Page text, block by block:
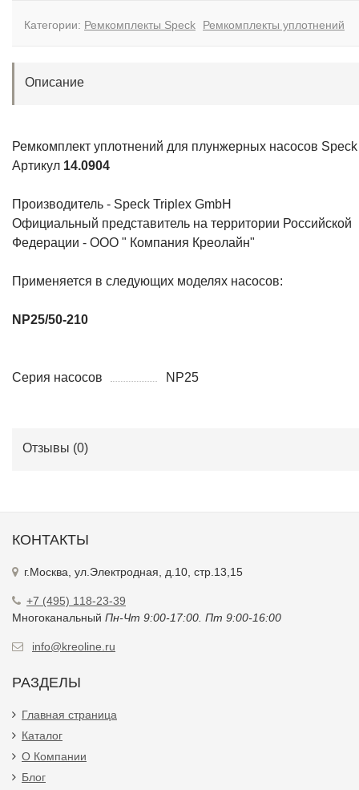
Категории: Ремкомплекты Speck Ремкомплекты уплотнений
Описание
Ремкомплект уплотнений для плунжерных насосов Speck
Артикул 14.0904
Производитель - Speck Triplex GmbH
Официальный представитель на территории Российской
Федерации - ООО " Компания Креолайн"
Применяется в следующих моделях насосов:
NP25/50-210
Серия насосов NP25
Отзывы (0)
КОНТАКТЫ
г.Москва, ул.Электродная, д.10, стр.13,15
+7 (495) 118-23-39
Многоканальный Пн-Чт 9:00-17:00. Пт 9:00-16:00
info@kreoline.ru
РАЗДЕЛЫ
Главная страница
Каталог
О Компании
Блог